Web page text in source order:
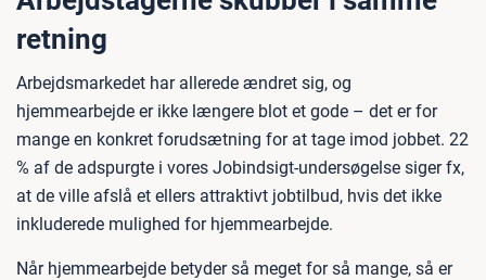
retning
Arbejdsmarkedet har allerede ændret sig, og
hjemmearbejde er ikke længere blot et gode – det er for
mange en konkret forudsætning for at tage imod jobbet. 22
% af de adspurgte i vores Jobindsigt-undersøgelse siger fx,
at de ville afslå et ellers attraktivt jobtilbud, hvis det ikke
inkluderede mulighed for hjemmearbejde.
Når hjemmearbejde betyder så meget for så mange, så er